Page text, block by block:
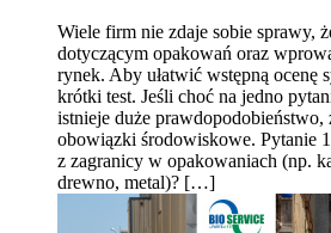
Wiele firm nie zdaje sobie sprawy,
dotyczącym opakowań oraz
rynek. Aby ułatwić wstępną ocenę
krótki test. Jeśli choć na jedno
istnieje duże prawdopodobieństwo,
obowiązki środowiskowe. Pytanie
z zagranicy w opakowaniach (np.
drewno, metal)? […]